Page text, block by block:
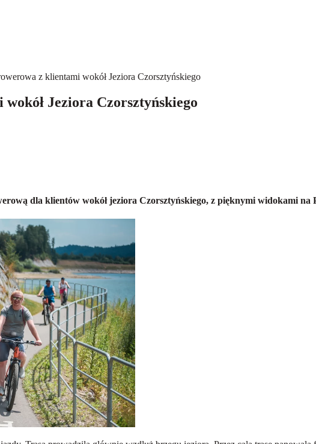
z klientami wokół Jeziora Czorsztyńskiego
Jeziora Czorsztyńskiego
dla klientów wokół jeziora Czorsztyńskiego, z pięknymi widokami na